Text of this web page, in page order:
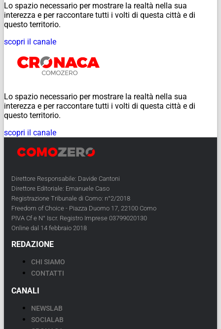
Lo spazio necessario per mostrare la realtà nella sua
interezza e per raccontare tutti i volti di questa città e di
questo territorio.
scopri il canale
Lo spazio necessario per mostrare la realtà nella sua
interezza e per raccontare tutti i volti di questa città e di
questo territorio.
scopri il canale
Direttore Responsabile: Davide Cantoni
Direttore Editoriale: Emanuele Caso
Registrazione Tribunale di Como: n°2/2018
Freedom of Choice - Piazza Duomo 17, 22100 Como
PIVA Cf e N° Iscr. Registro Imprese 03799020130
Online dal 14 febbraio 2018
REDAZIONE
CHI SIAMO
CONTATTI
CANALI
NEWSLAB
SOCIALAB